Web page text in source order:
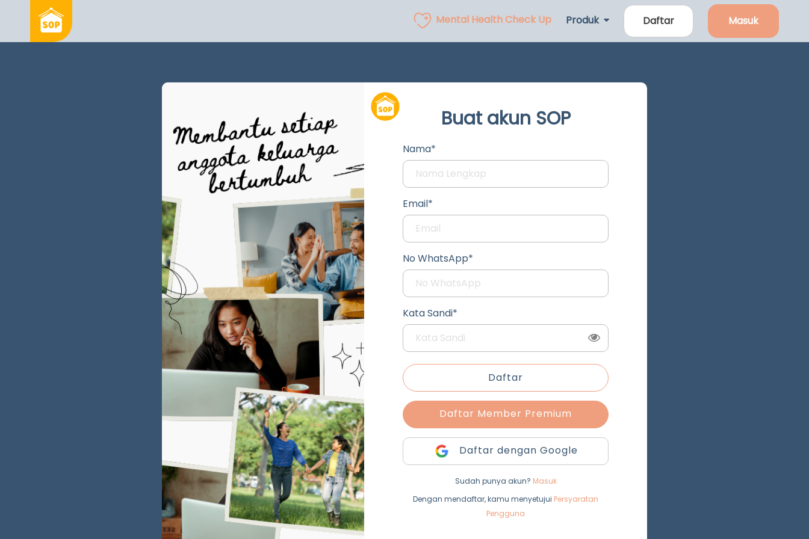
Mental Health Check Up Produk Daftar Masuk
Buat akun SOP
Nama*
Email*
No WhatsApp*
Kata Sandi*
Daftar
Daftar Member Premium
Daftar dengan Google
Sudah punya akun? Masuk
Dengan mendaftar, kamu menyetujui Persyaratan
Pengguna